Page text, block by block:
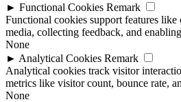
► Functional Cookies Remark
Functional cookies support features like
media, collecting feedback, and
None
► Analytical Cookies Remark
Analytical cookies track visitor
metrics like visitor count, bounce rate,
None